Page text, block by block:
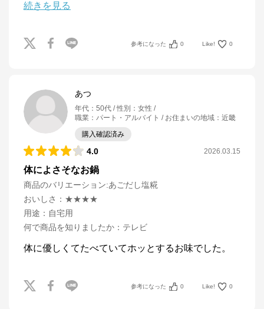
続きを見る
参考になった 0 Like! 0
あつ
年代 ： 50代 性別 ： 女性
職業 ： パート・アルバイト お住まいの地域 ： 近畿
購入確認済み
4.0 2026.03.15
体によさそなお鍋
商品のバリエーション:あごだし塩糀
おいしさ ： ★★★★
用途 ： 自宅用
何で商品を知りましたか ： テレビ
参考になった 0 Like! 0